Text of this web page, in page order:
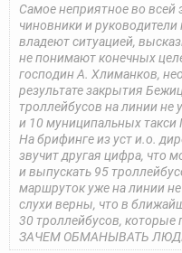
Самое неприятное во всей
чиновники и
владеют ситуацией,
не понимают конечных
господин А. Хлиманков,
результате закрытия
троллейбусов на линии не
и 10 муниципальных
На брифинге из уст и.о.
звучит другая цифра, что
и выпускать 95
маршруток уже на линии
слухи верны, что в
30 троллейбусов,
ЗАЧЕМ ОБМАНЫВАТЬ